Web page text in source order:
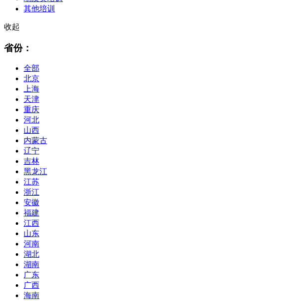
其他培训
收起
省份：
全部
北京
上海
天津
重庆
河北
山西
内蒙古
辽宁
吉林
黑龙江
江苏
浙江
安徽
福建
江西
山东
河南
湖北
湖南
广东
广西
海南